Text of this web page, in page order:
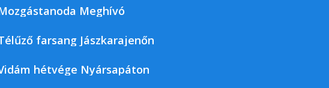
Meghívó
farsang Jászkarajenőn
hétvége Nyársapáton